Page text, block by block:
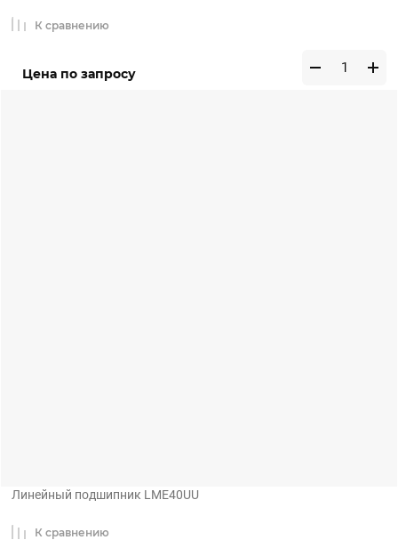
Цена по запросу
К сравнению
Линейный подшипник LME40UU
К сравнению